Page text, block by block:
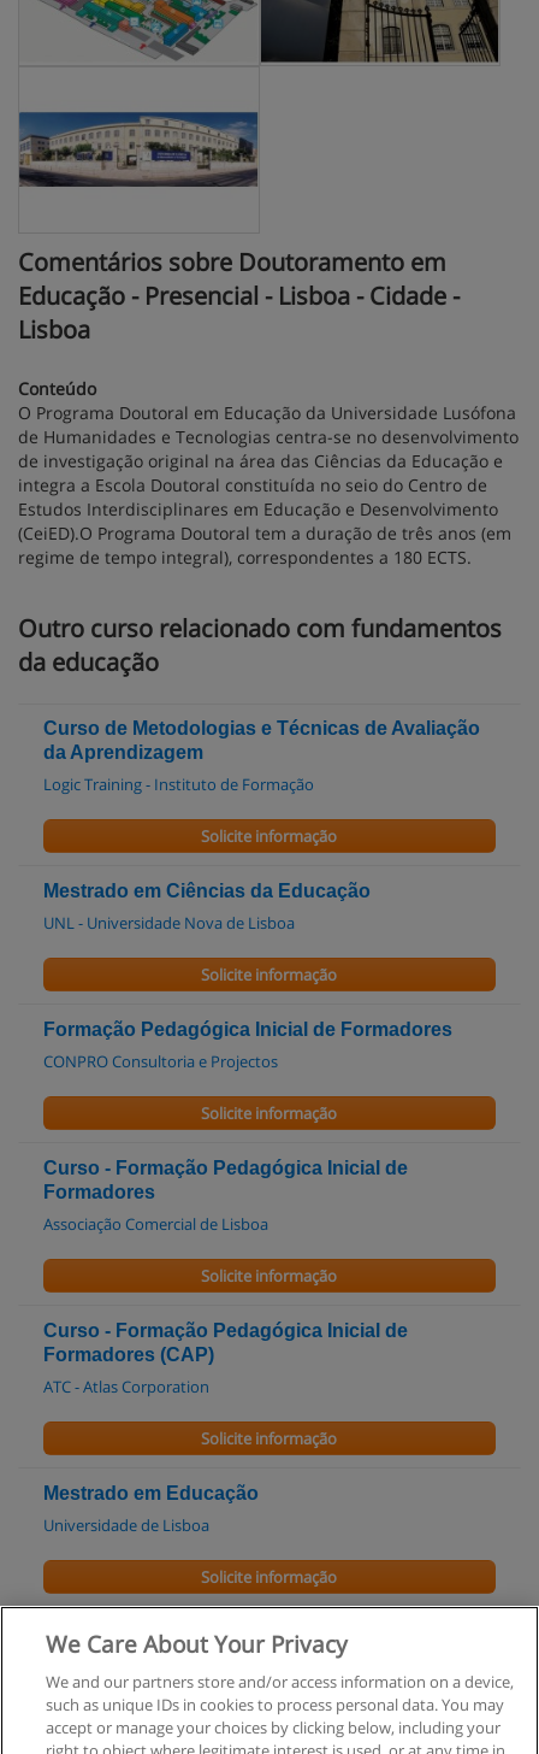
Comentários sobre Doutoramento em
Educação - Presencial - Lisboa - Cidade -
Lisboa
Conteúdo
O Programa Doutoral em Educação da Universidade Lusófona
de Humanidades e Tecnologias centra-se no desenvolvimento
de investigação original na área das Ciências da Educação e
integra a Escola Doutoral constituída no seio do Centro de
Estudos Interdisciplinares em Educação e Desenvolvimento
(CeiED).O Programa Doutoral tem a duração de três anos (em
regime de tempo integral), correspondentes a 180 ECTS.
Outro curso relacionado com fundamentos
da educação
Curso de Metodologias e Técnicas de Avaliação
da Aprendizagem
Logic Training - Instituto de Formação
Solicite informação
Mestrado em Ciências da Educação
UNL - Universidade Nova de Lisboa
Solicite informação
Formação Pedagógica Inicial de Formadores
CONPRO Consultoria e Projectos
Solicite informação
Curso - Formação Pedagógica Inicial de
Formadores
Associação Comercial de Lisboa
Solicite informação
Curso - Formação Pedagógica Inicial de
Formadores (CAP)
ATC - Atlas Corporation
Solicite informação
Mestrado em Educação
Universidade de Lisboa
Solicite informação
Licenciatura em Ciências da Educação
Solicite informação
We Care About Your Privacy
We and our partners store and/or access information on a device,
such as unique IDs in cookies to process personal data. You may
accept or manage your choices by clicking below, including your